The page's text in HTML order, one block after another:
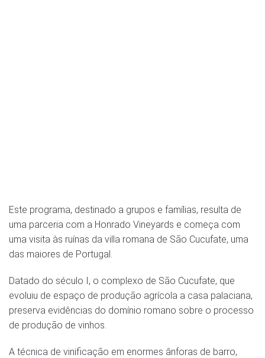
Este programa, destinado a grupos e famílias, resulta de
uma parceria com a Honrado Vineyards e começa com
uma visita às ruínas da villa romana de São Cucufate, uma
das maiores de Portugal.
Datado do século I, o complexo de São Cucufate, que
evoluiu de espaço de produção agrícola a casa palaciana,
preserva evidências do domínio romano sobre o processo
de produção de vinhos.
A técnica de vinificação em enormes ânforas de barro,